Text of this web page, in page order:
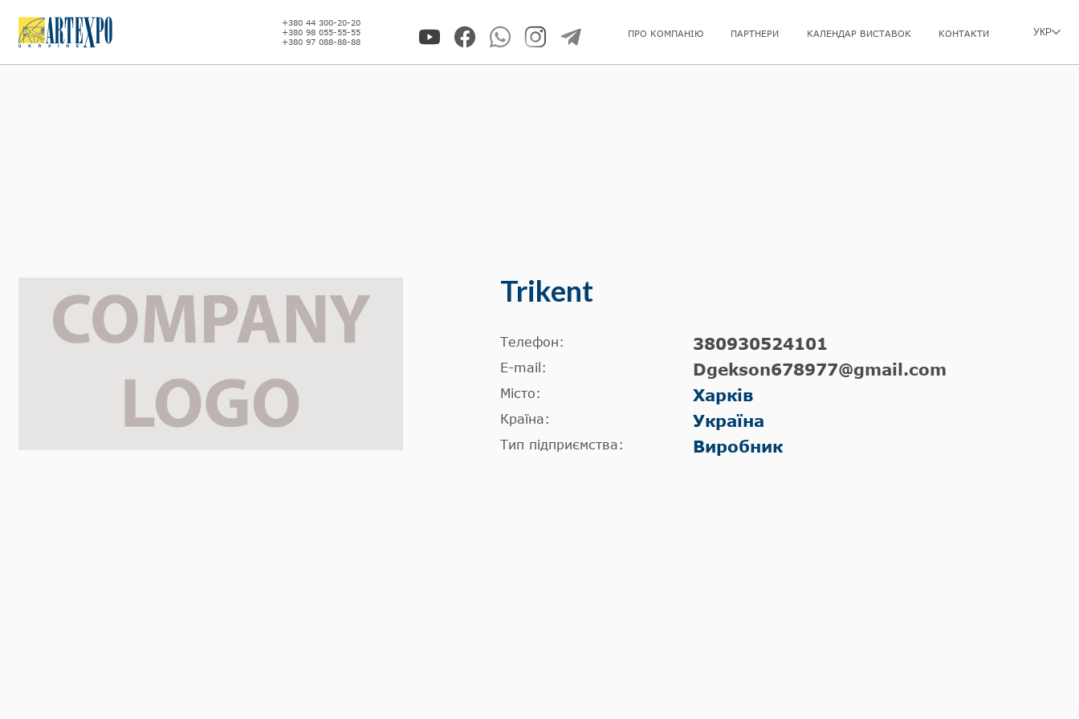
+380 44 300-20-20
+380 98 055-55-55
+380 97 088-88-88
ПРО КОМПАНІЮ ПАРТНЕРИ КАЛЕНДАР ВИСТАВОК КОНТАКТИ УКР
Trikent
Телефон: 380930524101
E-mail: Dgekson678977@gmail.com
Місто: Харків
Країна: Україна
Тип підприємства: Виробник